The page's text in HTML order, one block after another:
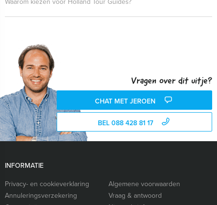
Vragen over dit uitje?
CHAT MET JEROEN
BEL 088 428 81 17
INFORMATIE
Privacy- en cookieverklaring
Algemene voorwaarden
Annuleringsverzekering
Vraag & antwoord